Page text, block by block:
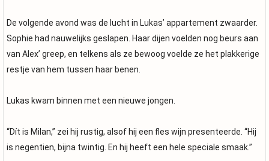
De volgende avond was de lucht in Lukas’ appartement zwaarder.
Sophie had nauwelijks geslapen. Haar dijen voelden nog beurs aan
van Alex’ greep, en telkens als ze bewoog voelde ze het plakkerige
restje van hem tussen haar benen.
Lukas kwam binnen met een nieuwe jongen.
“Dít is Milan,” zei hij rustig, alsof hij een fles wijn presenteerde. “Hij
is negentien, bijna twintig. En hij heeft een hele speciale smaak.”